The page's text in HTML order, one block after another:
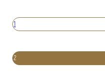
1
2